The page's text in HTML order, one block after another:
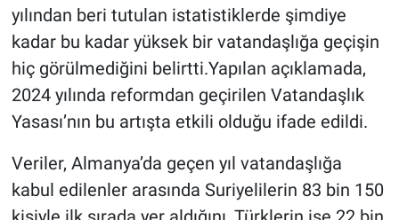
yılından beri tutulan istatistiklerde şimdiye
kadar bu kadar yüksek bir vatandaşlığa geçişin
hiç görülmediğini belirtti.Yapılan açıklamada,
2024 yılında reformdan geçirilen Vatandaşlık
Yasası’nın bu artışta etkili olduğu ifade edildi.
Veriler, Almanya’da geçen yıl vatandaşlığa
kabul edilenler arasında Suriyelilerin 83 bin 150